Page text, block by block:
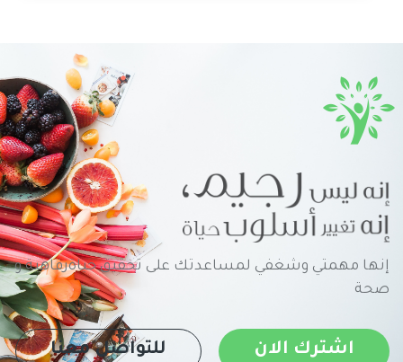
إنها مهمتي وشغفي لمساعدتك على تحقيق حياةرفاهية و
صحة
اشترك الان للتواصل معنا